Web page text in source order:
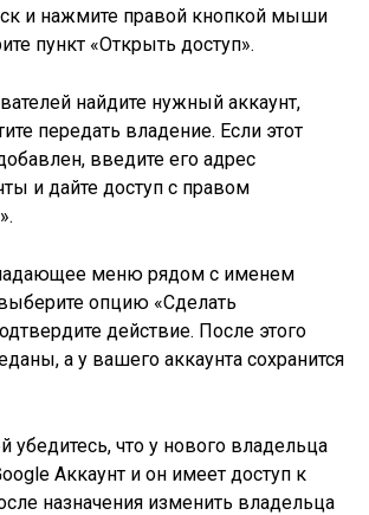
и нажмите правой кнопкой мыши
пункт «Открыть доступ».
найдите нужный аккаунт,
передать владение. Если этот
введите его адрес
и дайте доступ с правом
меню рядом с именем
опцию «Сделать
действие. После этого
а у вашего аккаунта сохранится
убедитесь, что у нового владельца
Аккаунт и он имеет доступ к
назначения изменить владельца